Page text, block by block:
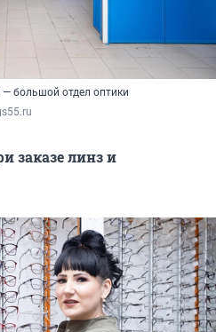
большой отдел оптики
заказе линз и